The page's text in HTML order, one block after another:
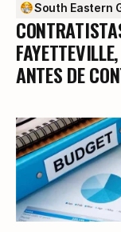
South Eastern
ANTES DE